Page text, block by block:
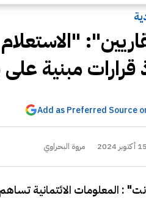
قرارات مبنية
Add as Preferred Source
مروة البحراوي
: المعلومات الائتمانية تساهم